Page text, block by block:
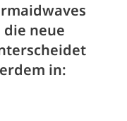
die neue
in: